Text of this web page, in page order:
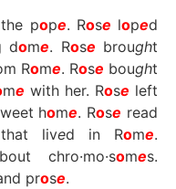
pope. Rose loped
dome. Rose brought
Rome. Rose bought
me with her. Rose left
home. Rose read
lived in Rome.
chro·mo·somes.
prose.